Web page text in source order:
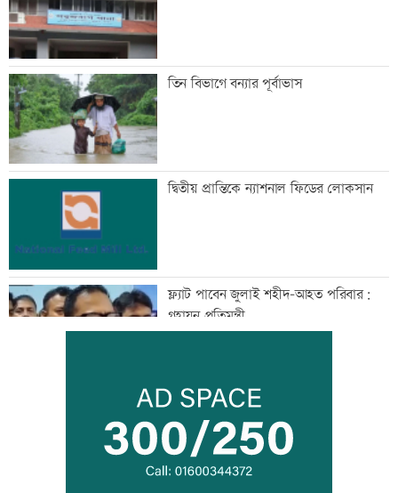
তিন বিভাগে বন্যার পূর্বাভাস
দ্বিতীয় প্রান্তিকে ন্যাশনাল ফিডের লোকসান
ফ্ল্যাট পাবেন জুলাই শহীদ-আহত পরিবার:
গৃহায়ন প্রতিমন্ত্রী
প্রস্তুতি ম্যাচে অপ্রস্তুত বাংলাদেশ